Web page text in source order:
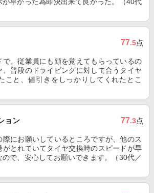
77.5点
で、従業員にも顔を覚えてもらっているの
、普段のドライビングに対して合うタイヤ
こと、値引きをしっかりしてくれたとこ
ョン 77.3点
際にお願いしているところですが、他のス
がとれていてタイヤ交換時のスピードが早
で、安心してお願いできます。（30代／